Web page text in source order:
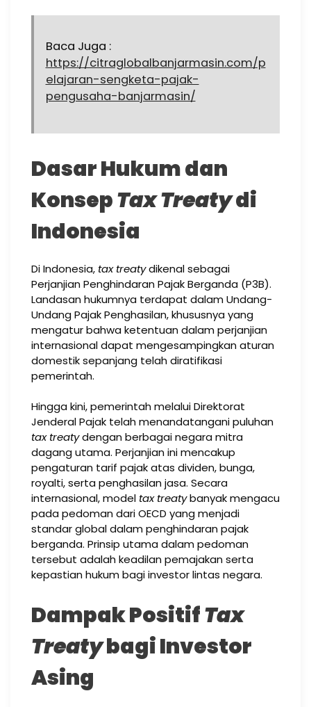
Baca Juga :
https://citraglobalbanjarmasin.com/p
elajaran-sengketa-pajak-
pengusaha-banjarmasin/
Dasar Hukum dan
KonsepTax Treatydi
Indonesia
Di Indonesia, tax treatydikenal sebagai
Perjanjian Penghindaran Pajak Berganda (P3B).
Landasan hukumnya terdapat dalam Undang-
Undang Pajak Penghasilan, khususnya yang
mengatur bahwa ketentuan dalam perjanjian
internasional dapat mengesampingkan aturan
domestik sepanjang telah diratifikasi
pemerintah.
Hingga kini, pemerintah melalui Direktorat
Jenderal Pajak telah menandatangani puluhan
tax treatydengan berbagai negara mitra
dagang utama. Perjanjian ini mencakup
pengaturan tarif pajak atas dividen, bunga,
royalti, serta penghasilan jasa. Secara
internasional, model tax treatybanyak mengacu
pada pedoman dari OECD yang menjadi
standar global dalam penghindaran pajak
berganda. Prinsip utama dalam pedoman
tersebut adalah keadilan pemajakan serta
kepastian hukum bagi investor lintas negara.
Dampak PositifTax
Treatybagi Investor
Asing